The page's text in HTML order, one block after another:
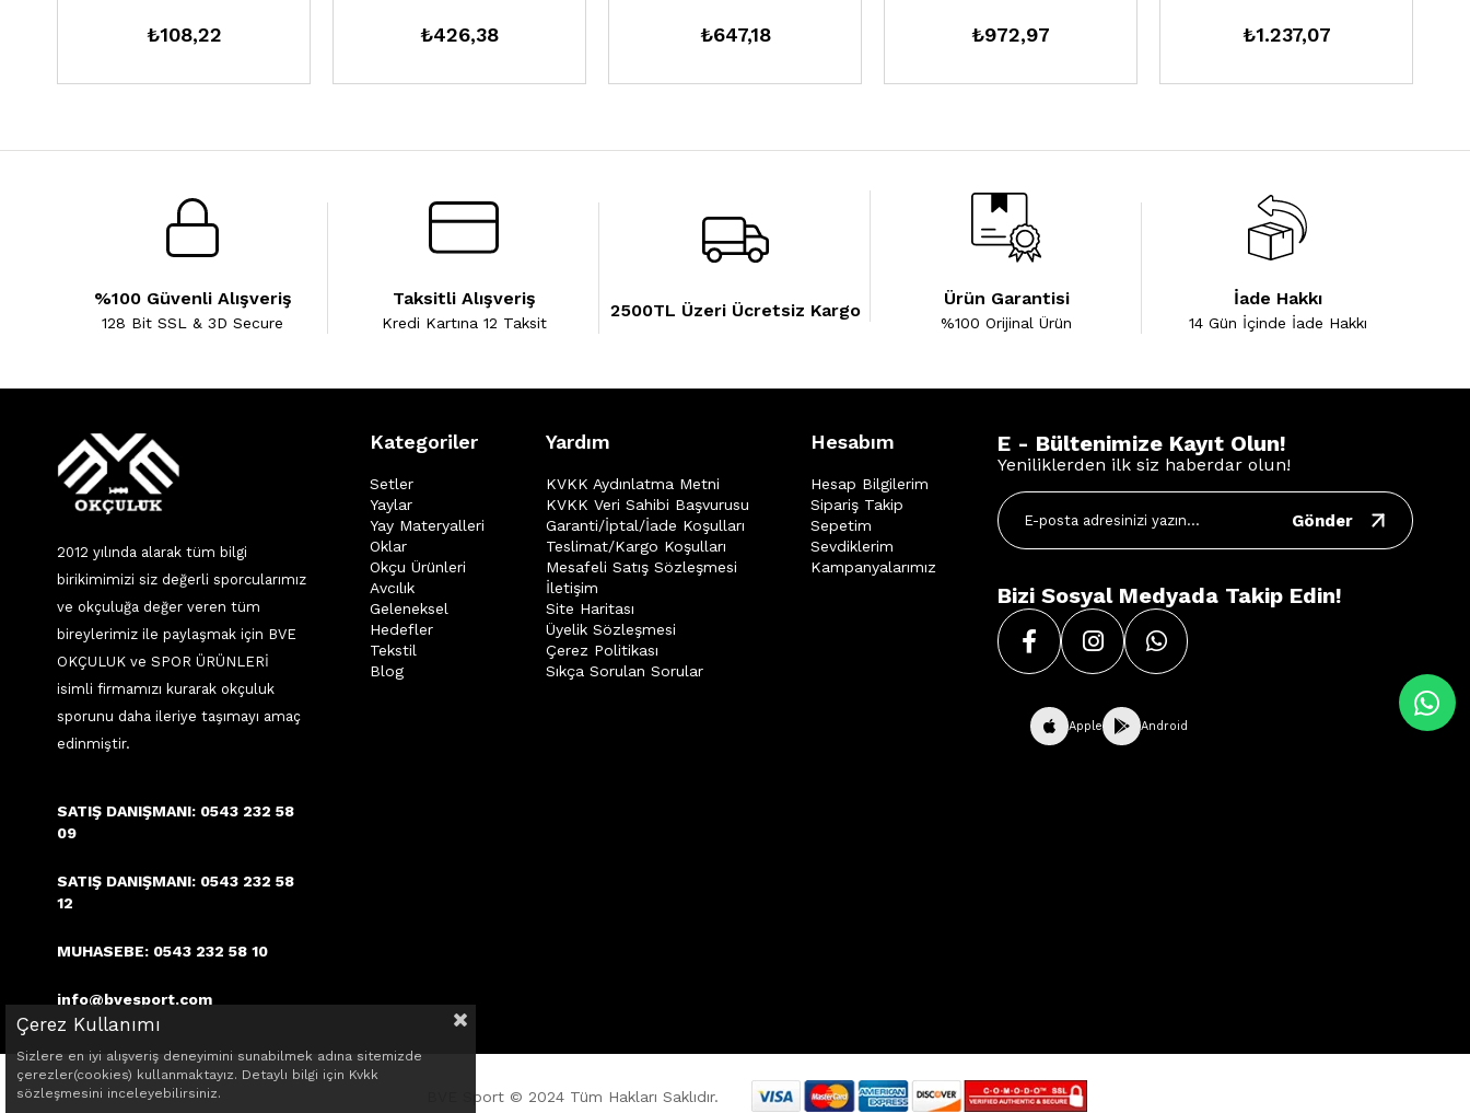
₺108,22 ₺426,38 ₺647,18 ₺972,97 ₺1.237,07
%100 Güvenli Alışveriş
128 Bit SSL & 3D Secure
Taksitli Alışveriş
Kredi Kartına 12 Taksit
2500TL Üzeri Ücretsiz Kargo
Ürün Garantisi
%100 Orijinal Ürün
İade Hakkı
14 Gün İçinde İade Hakkı
2012 yılında alarak tüm bilgi
birikimimizi siz değerli sporcularımız
ve okçuluğa değer veren tüm
bireylerimiz ile paylaşmak için BVE
OKÇULUK ve SPOR ÜRÜNLERİ
isimli firmamızı kurarak okçuluk
sporunu daha ileriye taşımayı amaç
edinmiştir.
SATIŞ DANIŞMANI: 0543 232 58
09
SATIŞ DANIŞMANI: 0543 232 58
12
MUHASEBE: 0543 232 58 10
info@bvesport.com
Kategoriler
Setler
Yaylar
Yay Materyalleri
Oklar
Okçu Ürünleri
Avcılık
Geleneksel
Hedefler
Tekstil
Blog
Yardım
KVKK Aydınlatma Metni
KVKK Veri Sahibi Başvurusu
Garanti/İptal/İade Koşulları
Teslimat/Kargo Koşulları
Mesafeli Satış Sözleşmesi
İletişim
Site Haritası
Üyelik Sözleşmesi
Çerez Politikası
Sıkça Sorulan Sorular
Hesabım
Hesap Bilgilerim
Sipariş Takip
Sepetim
Sevdiklerim
Kampanyalarımız
E - Bültenimize Kayıt Olun!
Yeniliklerden ilk siz haberdar olun!
Gönder
Bizi Sosyal Medyada Takip Edin!
Apple Android
BVE Sport © 2024 Tüm Hakları Saklıdır.
Çerez Kullanımı
Sizlere en iyi alışveriş deneyimini sunabilmek adına sitemizde
çerezler(cookies) kullanmaktayız. Detaylı bilgi için Kvkk
sözleşmesini inceleyebilirsiniz.